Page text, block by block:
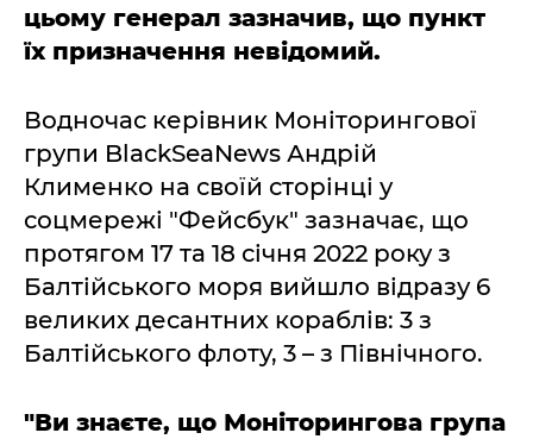
цьому генерал зазначив, що пункт
їх призначення невідомий.
Водночас керівник Моніторингової
групи BlackSeaNews Андрій
Клименко на своїй сторінці у
соцмережі "Фейсбук" зазначає, що
протягом 17 та 18 січня 2022 року з
Балтійського моря вийшло відразу 6
великих десантних кораблів: 3 з
Балтійського флоту, 3 – з Північного.
"Ви знаєте, що Моніторингова група